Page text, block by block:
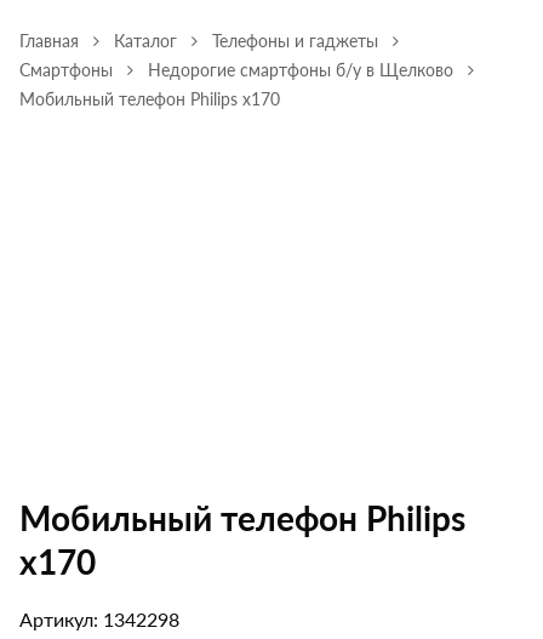
Главная Каталог
Телефоны и гаджеты
Смартфоны
Недорогие смартфоны б/у в Щелково
Мобильный телефон Philips х170
Мобильный телефон Philips
х170
Артикул: 1342298